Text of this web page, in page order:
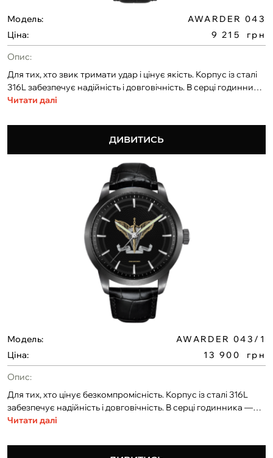
Модель:
AWARDER 043
Ціна:
9 215
грн
Опис:
Для тих, хто звик тримати удар і цінує якість. Корпус із сталі
316L забезпечує надійність і довговічність. В серці годинника
— механіка з автопідзаводом. Водонепроникність 5 ATM, —
виконання у стилі скелетон — прозорий механізм, щоб
бачити, як час працює на вас. Захоплюючий вид живої
дизайном. Доступне індивідуальне гравіювання на задній
кришці або по колу. А також унікальна можливість —
розміщення символу служби на кінчику секундної стрілки.
Читати далі
ДИВИТИСЬ
Модель:
AWARDER 043/1
Ціна:
13 900
грн
Опис:
Для тих, хто цінує безкомпромісність. Корпус із сталі 316L
забезпечує надійність і довговічність. В серці годинника —
японська механіка з автопідзаводом Miyota 82S0.
носіння, тренувань. Можливість розробки циферблата за
Читати далі